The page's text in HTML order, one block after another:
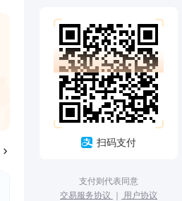
扫码支付
支付则代表同意
交易服务协议 ｜ 用户协议